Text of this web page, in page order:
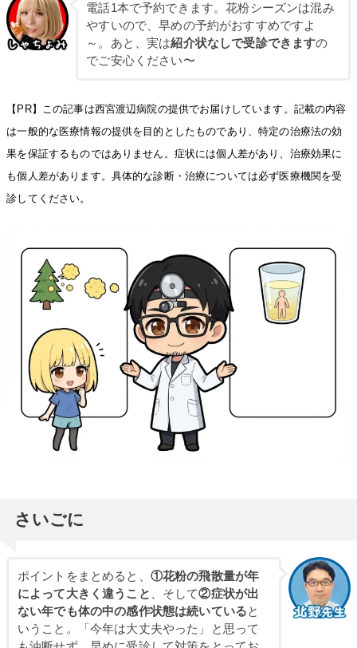
電話1本で予約できます。花粉シーズンは混み
やすいので、早めの予約がおすすめですよ
～。あと、実は紹介状なしで受診できますの
でご安心ください〜
【PR】この記事は西宮渡辺病院の提供でお届けしています。記載の内容
は一般的な医療情報の提供を目的としたものであり、特定の治療法の効
果を保証するものではありません。症状には個人差があり、治療効果に
も個人差があります。具体的な診断・治療については必ず医療機関を受
診してください。
さいごに
ポイントをまとめると、 ①花粉の飛散量が年
によって大きく違うこと 、そして②症状が出
ない年でも体の中の感作状態は続いていると
いうこと。「今年は大丈夫やった」と思って